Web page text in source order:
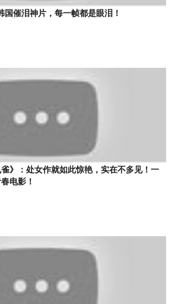
国催泪神片，每一帧都是眼泪！
雀》：处女作就如此惊艳，实在不多见！一
电影！